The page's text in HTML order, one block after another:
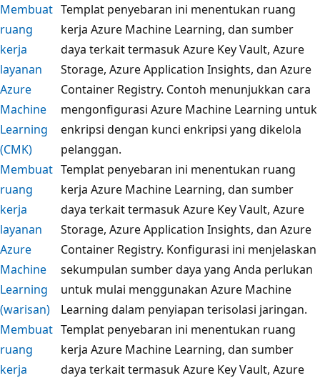
Membuat
ruang
kerja
layanan
Azure
Machine
Learning
(CMK)
Templat penyebaran ini menentukan ruang
kerja Azure Machine Learning, dan sumber
daya terkait termasuk Azure Key Vault, Azure
Storage, Azure Application Insights, dan Azure
Container Registry. Contoh menunjukkan cara
mengonfigurasi Azure Machine Learning untuk
enkripsi dengan kunci enkripsi yang dikelola
pelanggan.
Membuat
ruang
kerja
layanan
Azure
Machine
Learning
(warisan)
Templat penyebaran ini menentukan ruang
kerja Azure Machine Learning, dan sumber
daya terkait termasuk Azure Key Vault, Azure
Storage, Azure Application Insights, dan Azure
Container Registry. Konfigurasi ini menjelaskan
sekumpulan sumber daya yang Anda perlukan
untuk mulai menggunakan Azure Machine
Learning dalam penyiapan terisolasi jaringan.
Membuat
ruang
kerja
Templat penyebaran ini menentukan ruang
kerja Azure Machine Learning, dan sumber
daya terkait termasuk Azure Key Vault, Azure